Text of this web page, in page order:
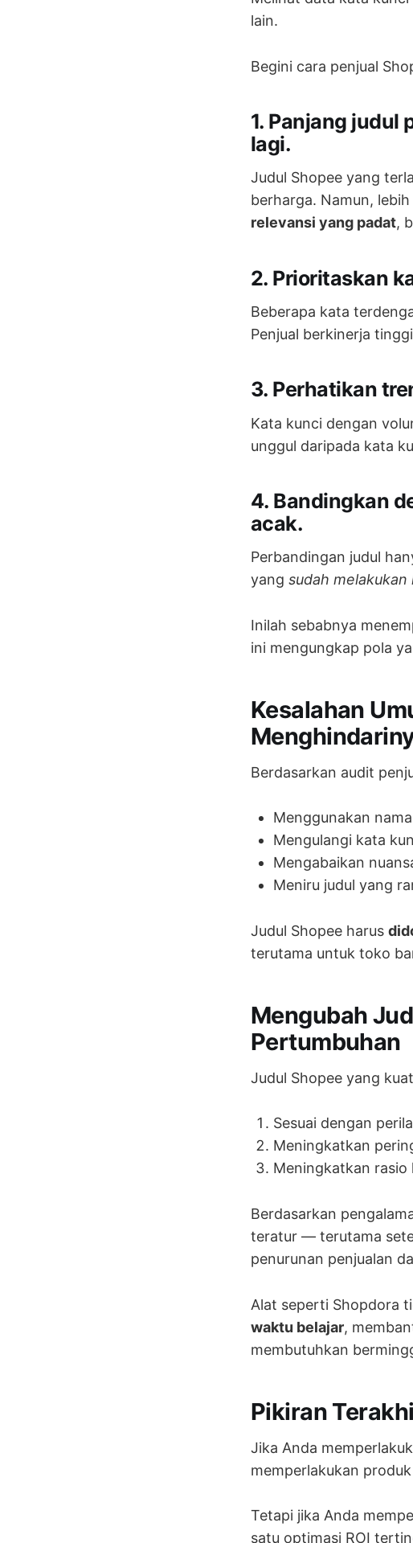
lain.
Begini cara penjual
1. Panjang
lagi.
Judul Shopee yang
berharga. Namun,
relevansi yang padat,
2. Prioritaskan
Beberapa kata
Penjual berkinerja
3. Perhatikan
Kata kunci dengan
unggul daripada kata
4. Bandingkan
acak.
Perbandingan judul
yang sudah melakukan
Inilah sebabnya
ini mengungkap pola
Kesalahan
Berdasarkan audit
Menggunakan
Mengulangi kata
Mengabaikan
Meniru judul yang
Judul Shopee harus
terutama untuk toko
Mengubah
Pertumbuhan
Judul Shopee yang
Sesuai dengan
Meningkatkan
Meningkatkan
Berdasarkan
teratur — terutama
penurunan penjualan
Alat seperti Shopdora
waktu belajar,
membutuhkan
Pikiran
Jika Anda
memperlakukan
Tetapi jika Anda
satu optimasi ROI